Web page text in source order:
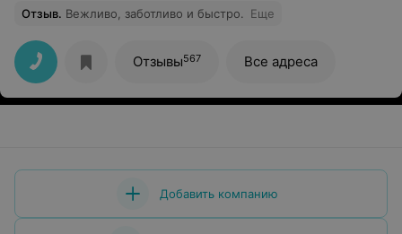
Отзыв. Вежливо, заботливо и быстро. Еще
Отзывы567 Все адреса
Добавить компанию